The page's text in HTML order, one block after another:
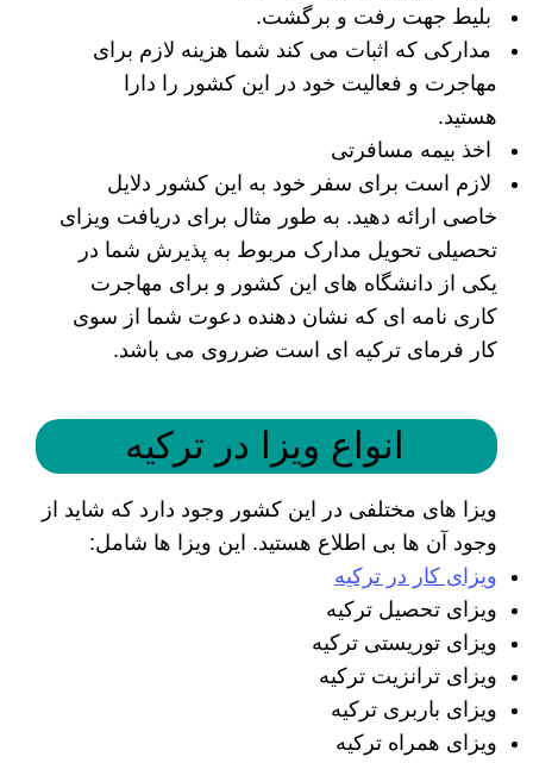
بلیط جهت رفت و برگشت.
مدارکی که اثبات می کند شما هزینه لازم برای
مهاجرت و فعالیت خود در این کشور را دارا
هستید.
اخذ بیمه مسافرتی
لازم است برای سفر خود به این کشور دلایل
خاصی ارائه دهید. به طور مثال برای دریافت ویزای
تحصیلی تحویل مدارک مربوط به پذیرش شما در
یکی از دانشگاه های این کشور و برای مهاجرت
کاری نامه ای که نشان دهنده دعوت شما از سوی
کار فرمای ترکیه ای است ضرروی می باشد.
انواع ویزا در ترکیه
ویزا های مختلفی در این کشور وجود دارد که شاید از
وجود آن ها بی اطلاع هستید. این ویزا ها شامل:
ویزای کار در ترکیه
ویزای تحصیل ترکیه
ویزای توریستی ترکیه
ویزای ترانزیت ترکیه
ویزای باربری ترکیه
ویزای همراه ترکیه